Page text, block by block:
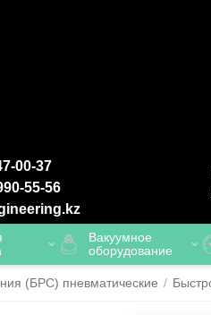
00-37
55-56
Вакуумное
оборудование
(БРС) пневматические /